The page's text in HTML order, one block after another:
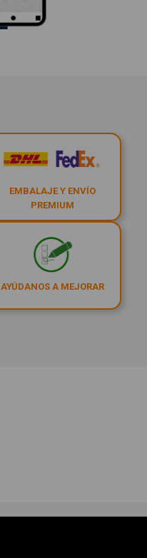
EMBALAJE Y ENVÍO
PREMIUM
AYÚDANOS A MEJORAR